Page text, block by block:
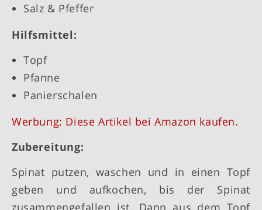
Salz & Pfeffer
Hilfsmittel:
Topf
Pfanne
Panierschalen
Werbung: Diese Artikel bei Amazon kaufen.
Zubereitung:
Spinat putzen, waschen und in einen Topf
geben und aufkochen, bis der Spinat
zusammengefallen ist. Dann aus dem Topf